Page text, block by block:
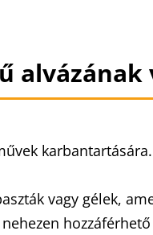
alvázának
vagy gélek,